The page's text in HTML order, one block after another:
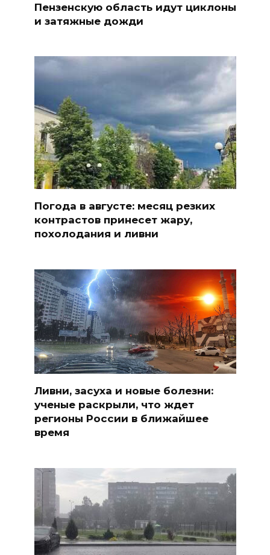
Пензенскую область идут циклоны
и затяжные дожди
Погода в августе: месяц резких
контрастов принесет жару,
похолодания и ливни
Ливни, засуха и новые болезни:
ученые раскрыли, что ждет
регионы России в ближайшее
время